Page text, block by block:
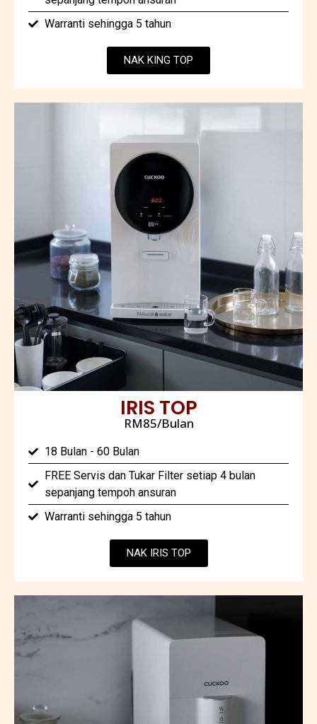
Warranti sehingga 5 tahun
NAK KING TOP
IRIS TOP
RM85/Bulan
18 Bulan - 60 Bulan
FREE Servis dan Tukar Filter setiap 4 bulan
sepanjang tempoh ansuran
Warranti sehingga 5 tahun
NAK IRIS TOP